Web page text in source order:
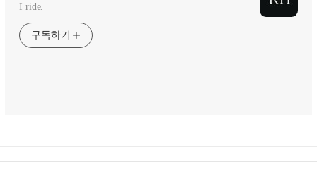
I ride.
구독하기